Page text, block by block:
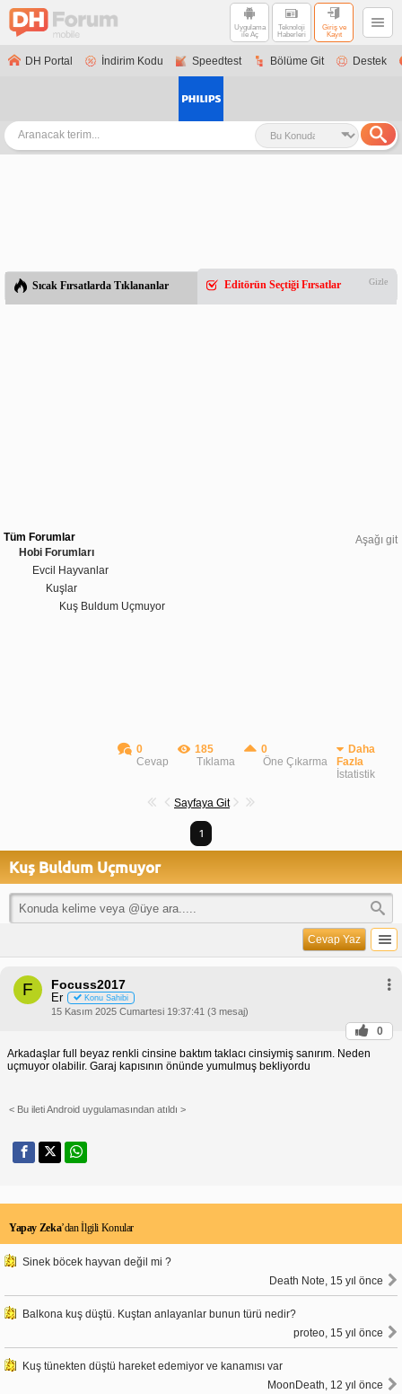
Uygulama
ile Aç
Teknoloji
Haberleri
Giriş ve
Kayıt
DH Portal İndirim Kodu Speedtest Bölüme Git Destek
Sıcak Fırsatlarda Tıklananlar Editörün Seçtiği Fırsatlar Gizle
Aşağı git
Tüm Forumlar
Hobi Forumları
Evcil Hayvanlar
Kuşlar
Kuş Buldum Uçmuyor
0
Cevap
185
Tıklama
0
Öne Çıkarma
Daha
Fazla
İstatistik
Sayfaya Git
1
Kuş Buldum Uçmuyor
Cevap Yaz
F Focuss2017
Er Konu Sahibi
15 Kasım 2025 Cumartesi 19:37:41 (3 mesaj)
0
Arkadaşlar full beyaz renkli cinsine baktım taklacı cinsiymiş sanırım. Neden
uçmuyor olabilir. Garaj kapısının önünde yumulmuş bekliyordu
< Bu ileti Android uygulamasından atıldı >
Yapay Zeka’dan İlgili Konular
Sinek böcek hayvan değil mi ?
Death Note, 15 yıl önce
Balkona kuş düştü. Kuştan anlayanlar bunun türü nedir?
proteo, 15 yıl önce
Kuş tünekten düştü hareket edemiyor ve kanamısı var
MoonDeath, 12 yıl önce